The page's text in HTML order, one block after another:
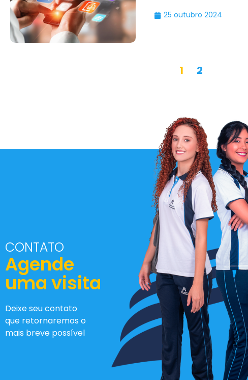
25 outubro 2024
1 2
CONTATO
Agende
uma visita
Deixe seu contato
que retornaremos o
mais breve possível